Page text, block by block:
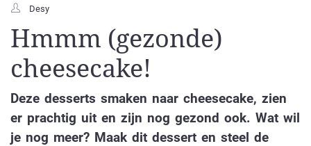
Desy
Hmmm (gezonde)
cheesecake!
Deze desserts smaken naar cheesecake, zien
er prachtig uit en zijn nog gezond ook. Wat wil
je nog meer? Maak dit dessert en steel de